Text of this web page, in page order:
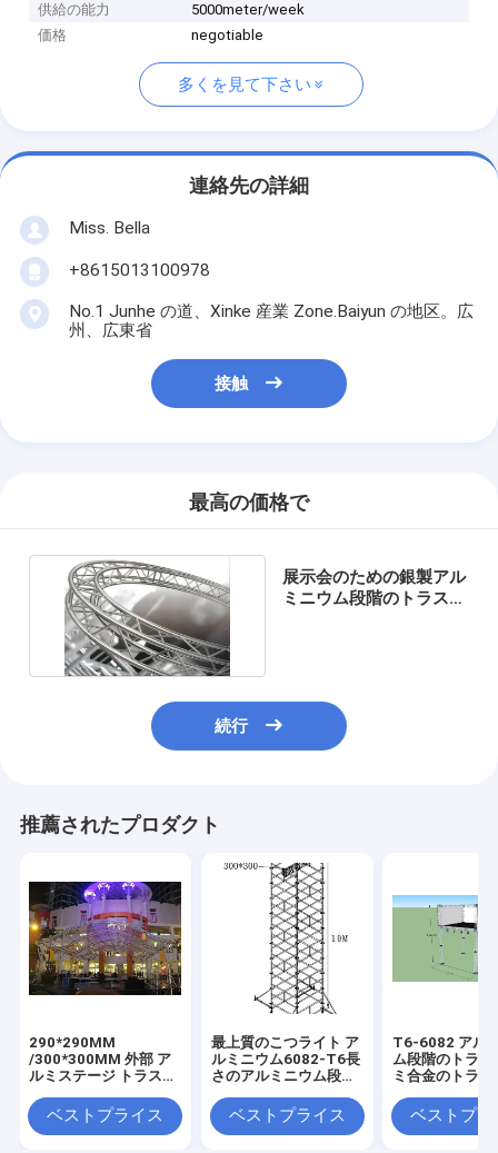
供給の能力
5000meter/week
価格
negotiable
多くを見て下さい
連絡先の詳細
Miss. Bella
+8615013100978
No.1 Junhe の道、Xinke 産業 Zone.Baiyun の地区。広
州、広東省
接触
最高の価格で
展示会のための銀製アル
ミニウム段階のトラス
続行
推薦されたプロダクト
290*290MM
/300*300MM 外部 ア
ルミステージ トラスシ
50*3mm 音楽祭のため
のチューブ
ベストプライス
最上質のこつライト ア
ルミニウム6082-T6長
さのアルミニウム段階
ベストプライス
T6-6082 アル
ム段階のトラス
ミ合金のトラ
ベストプラ